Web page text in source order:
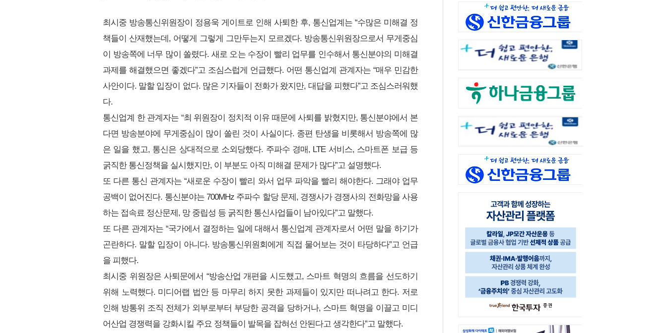
최시중 방송통신위원장이 정용욱 게이트로 인해 사퇴한 후, 통신업계는 “수많은 미해결 정
책들이 산재했는데, 어떻게 그렇게 그만두는지 모르겠다. 방송통신위원장으로서 무게중심
이 방송쪽에 너무 많이 쏠렸다. 새로 오는 수장이 빨리 업무를 인수해서 통신분야의 미해결
과제를 해결했으면 좋겠다”고 조심스럽게 언급했다. 어떤 통신업계 관계자는 “매우 민감한
사안이다. 말할 입장이 없다. 많은 기자들이 전화가 왔지만, 대답을 피했다”고 조심스러워했
다.
통신업계 한 관계자는 “최 위원장이 정치적 이유 때문에 사퇴를 밝혔지만, 통신분야에서 본
다면 방송분야에 무게중심이 많이 쏠린 것이 사실이다. 종편 탄생을 비롯해서 방송쪽에 많
은 일을 했고, 통신은 상대적으로 소외당했다. 주파수 경매, LTE 서비스, 스마트폰 보급 등
굵직한 통신정책을 실시했지만, 이 부분도 아직 미해결 문제가 많다”고 설명했다.
또 다른 통신 관계자는 “새로운 수장이 빨리 와서 업무 파악을 빨리 해야한다. 그래야 업무
공백이 없어진다. 통신분야는 700MHz 주파수 할당 문제, 경쟁사가 경쟁사의 전화망을 사용
하는 접속료 정산문제, 망 중립성 등 굵직한 통신사업들이 남아있다”고 말했다.
또 다른 관계자는 “국가에서 결정하는 일에 대해서 통신업계 관계자로서 어떤 말을 하기가
곤란하다. 말할 입장이 아니다. 방송통신위원회에게 직접 물어보는 것이 타당하다”고 언급
을 피했다.
최시중 위원장은 사퇴문에서 “방송산업 개편을 시도했고, 스마트 혁명의 흐름을 선도하기
위해 노력했다. 미디어랩 법안 등 마무리 하지 못한 과제들이 있지만 떠나려고 한다. 저로
인해 방통위 조직 전체가 외부로부터 부당한 공격을 당하거나, 스마트 혁명을 이끌고 미디
어산업 경쟁력을 강화시킬 주요 정책들이 발목을 잡혀선 안된다고 생각한다”고 말했다.